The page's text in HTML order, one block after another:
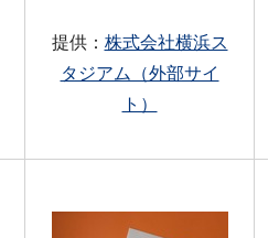
提供： 株式会社横浜ス
タジアム（外部サイ
ト）